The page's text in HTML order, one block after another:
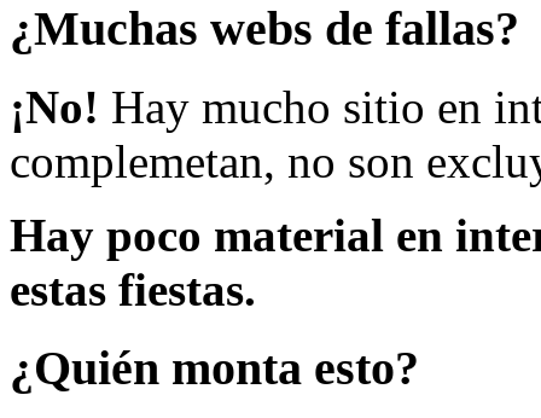
¿Muchas webs de fallas?
¡No! Hay mucho sitio en
complemetan, no son
Hay poco material en
estas fiestas.
¿Quién monta esto?